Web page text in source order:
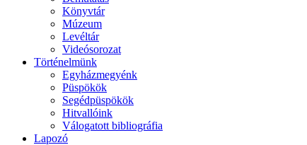
Könyvtár
Múzeum
Levéltár
Videósorozat
Történelmünk
Egyházmegyénk
Püspökök
Segédpüspökök
Hitvallóink
Válogatott bibliográfia
Lapozó